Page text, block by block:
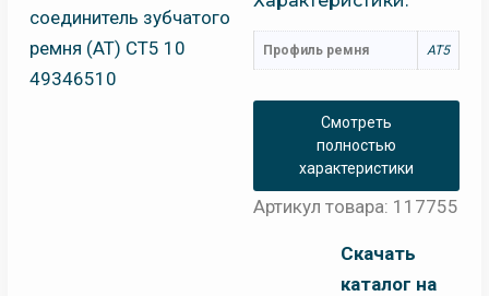
Профиль ремня AT5
Смотреть
полностью
характеристики
Артикул товара: 117755
Скачать
каталог на